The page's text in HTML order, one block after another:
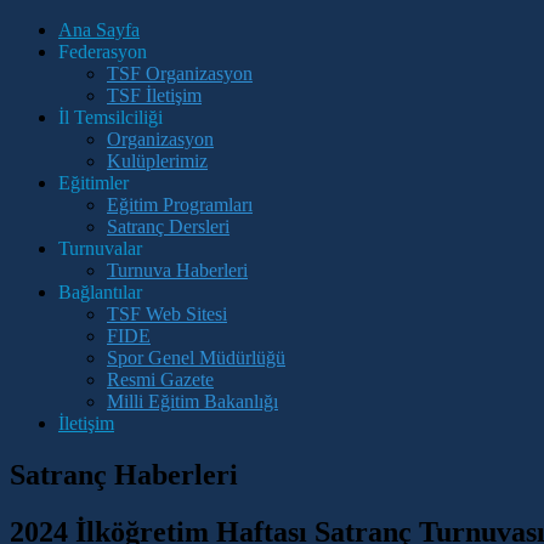
Ana Sayfa
Federasyon
TSF Organizasyon
TSF İletişim
İl Temsilciliği
Organizasyon
Kulüplerimiz
Eğitimler
Eğitim Programları
Satranç Dersleri
Turnuvalar
Turnuva Haberleri
Bağlantılar
TSF Web Sitesi
FIDE
Spor Genel Müdürlüğü
Resmi Gazete
Milli Eğitim Bakanlığı
İletişim
Satranç Haberleri
2024 İlköğretim Haftası Satranç Turnuvası